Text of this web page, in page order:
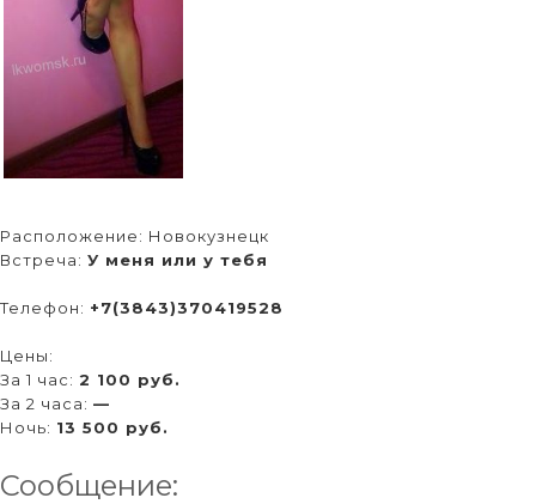
Расположение: Новокузнецк
Встреча: У меня или у тебя
Телефон: +7(3843)370419528
Цены:
За 1 час: 2 100 руб.
За 2 часа: —
Ночь: 13 500 руб.
Сообщение: